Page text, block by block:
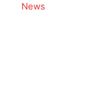
In relation to
News